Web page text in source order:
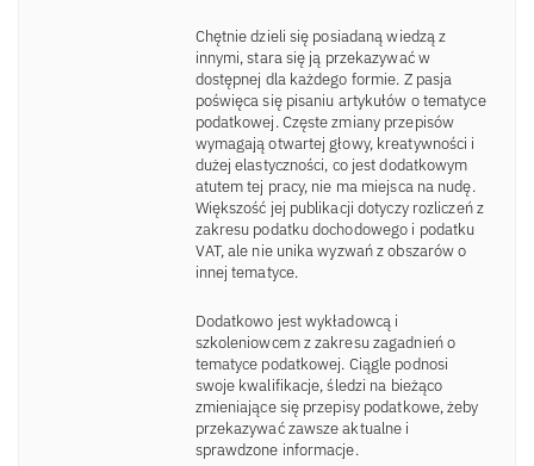
Chętnie dzieli się posiadaną wiedzą z
innymi, stara się ją przekazywać w
dostępnej dla każdego formie. Z pasja
poświęca się pisaniu artykułów o tematyce
podatkowej. Częste zmiany przepisów
wymagają otwartej głowy, kreatywności i
dużej elastyczności, co jest dodatkowym
atutem tej pracy, nie ma miejsca na nudę.
Większość jej publikacji dotyczy rozliczeń z
zakresu podatku dochodowego i podatku
VAT, ale nie unika wyzwań z obszarów o
innej tematyce.
Dodatkowo jest wykładowcą i
szkoleniowcem z zakresu zagadnień o
tematyce podatkowej. Ciągle podnosi
swoje kwalifikacje, śledzi na bieżąco
zmieniające się przepisy podatkowe, żeby
przekazywać zawsze aktualne i
sprawdzone informacje.